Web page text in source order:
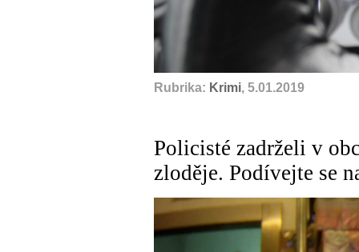
Rubrika: Krimi, 5.01.2019
Policisté zadrželi v
zloděje. Podívejte se